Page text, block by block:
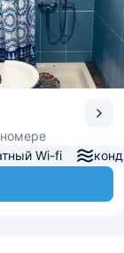
Wi-fi